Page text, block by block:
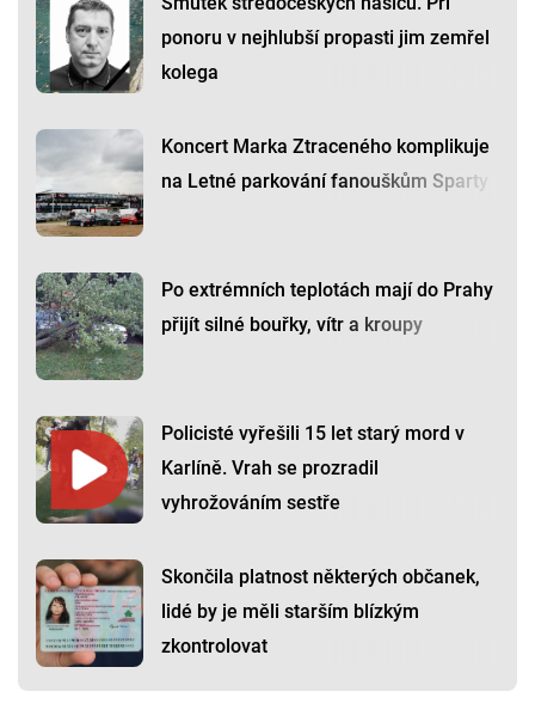
ponoru v nejhlubší propasti jim zemřel
kolega
Koncert Marka Ztraceného komplikuje
na Letné parkování fanouškům Sparty
Po extrémních teplotách mají do Prahy
přijít silné bouřky, vítr a kroupy
Policisté vyřešili 15 let starý mord v
Karlíně. Vrah se prozradil
vyhrožováním sestře
Skončila platnost některých občanek,
lidé by je měli starším blízkým
zkontrolovat